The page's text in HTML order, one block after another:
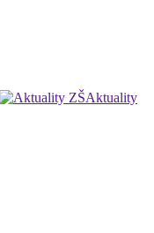
Aktuality